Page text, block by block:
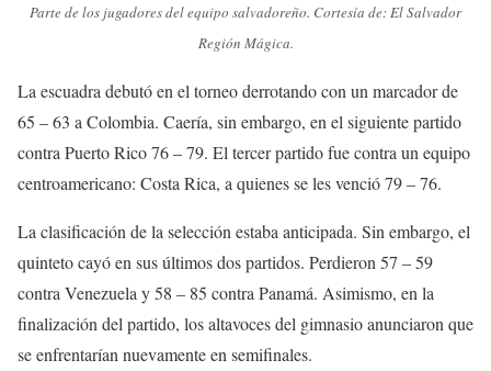
Parte de los jugadores del equipo salvadoreño. Cortesía de: El Salvador
Región Mágica.
La escuadra debutó en el torneo derrotando con un marcador de
65 – 63 a Colombia. Caería, sin embargo, en el siguiente partido
contra Puerto Rico 76 – 79. El tercer partido fue contra un equipo
centroamericano: Costa Rica, a quienes se les venció 79 – 76.
La clasificación de la selección estaba anticipada. Sin embargo, el
quinteto cayó en sus últimos dos partidos. Perdieron 57 – 59
contra Venezuela y 58 – 85 contra Panamá. Asimismo, en la
finalización del partido, los altavoces del gimnasio anunciaron que
se enfrentarían nuevamente en semifinales.